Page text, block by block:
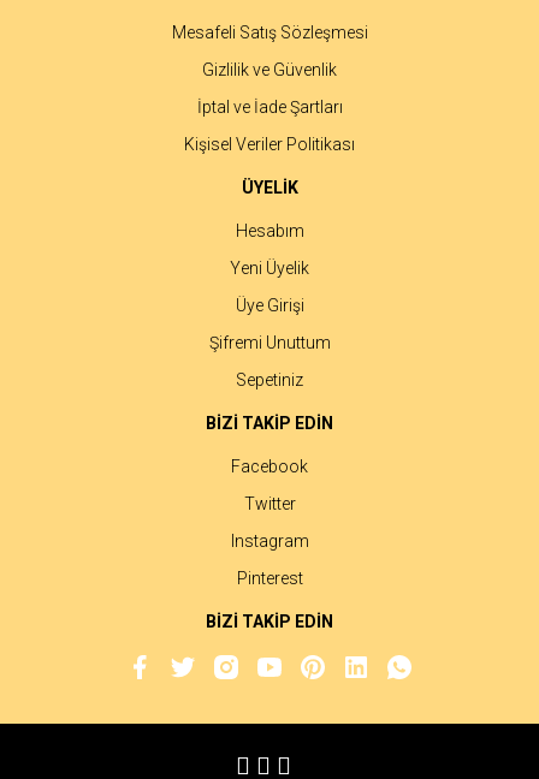
Mesafeli Satış Sözleşmesi
Gizlilik ve Güvenlik
İptal ve İade Şartları
Kişisel Veriler Politikası
ÜYELİK
Hesabım
Yeni Üyelik
Üye Girişi
Şifremi Unuttum
Sepetiniz
BİZİ TAKİP EDİN
Facebook
Twitter
Instagram
Pinterest
BİZİ TAKİP EDİN